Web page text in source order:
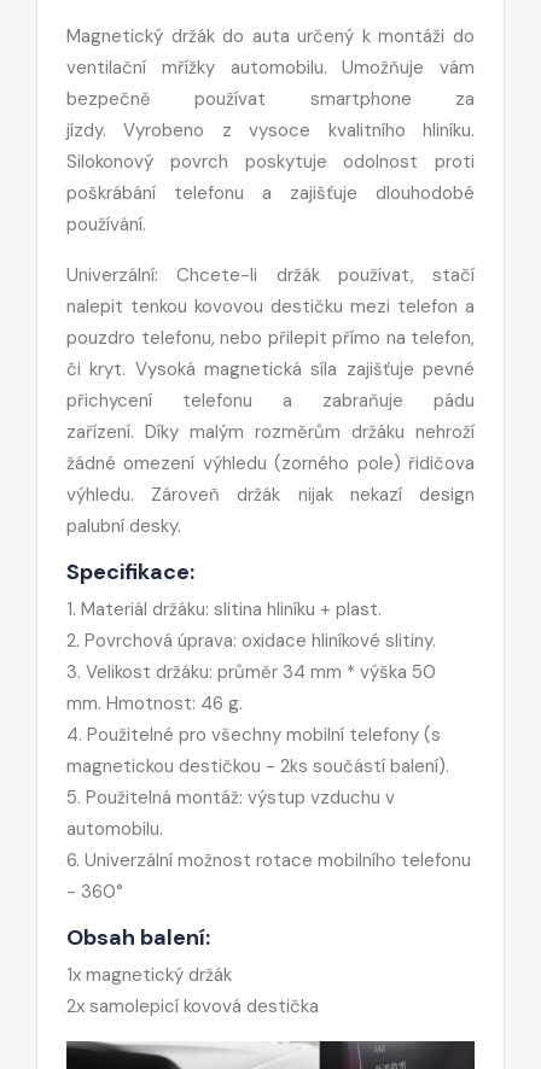
Magnetický držák do auta určený k montáži do
ventilační mřížky automobilu. Umožňuje vám
bezpečně používat smartphone za
jízdy. Vyrobeno z vysoce kvalitního hliníku.
Silokonový povrch poskytuje odolnost proti
poškrábání telefonu a zajišťuje dlouhodobé
používání.
Univerzální: Chcete-li držák používat, stačí
nalepit tenkou kovovou destičku mezi telefon a
pouzdro telefonu, nebo přilepit přímo na telefon,
či kryt. Vysoká magnetická síla zajišťuje pevné
přichycení telefonu a zabraňuje pádu
zařízení. Díky malým rozměrům držáku nehroží
žádné omezení výhledu (zorného pole) řidičova
výhledu. Zároveň držák nijak nekazí design
palubní desky.
Specifikace:
1. Materiál držáku: slitina hliníku + plast.
2. Povrchová úprava: oxidace hliníkové slitiny.
3. Velikost držáku: průměr 34 mm * výška 50
mm. Hmotnost: 46 g.
4. Použitelné pro všechny mobilní telefony (s
magnetickou destičkou - 2ks součástí balení).
5. Použitelná montáž: výstup vzduchu v
automobilu.
6. Univerzální možnost rotace mobilního telefonu
- 360°
Obsah balení:
1x magnetický držák
2x samolepicí kovová destička